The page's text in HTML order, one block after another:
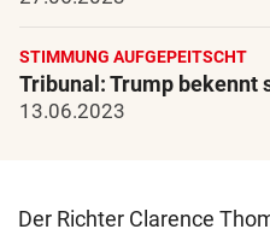
STIMMUNG AUFGEPEITSCHT
Tribunal: Trump bekennt
13.06.2023
Der Richter Clarence